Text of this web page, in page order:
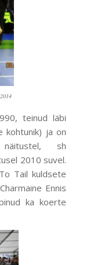
teinud läbi
kohtunik) ja on
sh
2010 suvel.
Tail kuldsete
Ennis
ka koerte